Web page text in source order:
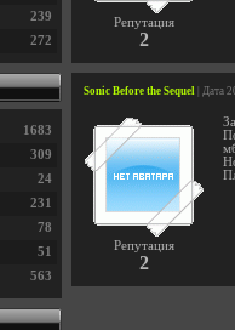
Репутация
2
Sonic Before the Sequel | Дата
Репутация
2
239
272
1683
309
24
231
78
51
563